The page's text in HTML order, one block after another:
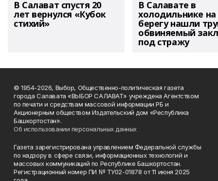
В Салават спустя 20
лет вернулся «Кубок
стихий»
В Салавате в
холодильнике на
берегу нашли
обвиняемый
под стражу
© 1954-2026, Выбор, Общественно-политическая газета
города Салавата «ВЫБОР САЛАВАТ» учреждена Агентством
по печати и средствам массовой информации РБ и
Акционерным обществом Издательский дом «Республика
Башкортостан».
Об использовании персональных данных
Газета зарегистрирована управлением Федеральной службы
по надзору в сфере связи, информационных технологий и
массовых коммуникаций по Республике Башкортостан.
Регистрационный номер ПИ № ТУ02-01878 от 11 июня 2025